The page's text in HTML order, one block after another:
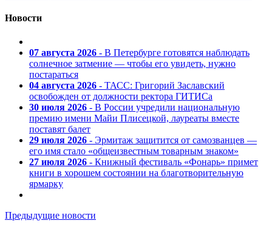
Новости
07 августа 2026 - В Петербурге готовятся наблюдать
солнечное затмение — чтобы его увидеть, нужно
постараться
04 августа 2026 - ТАСС: Григорий Заславский
освобожден от должности ректора ГИТИСа
30 июля 2026 - В России учредили национальную
премию имени Майи Плисецкой, лауреаты вместе
поставят балет
29 июля 2026 - Эрмитаж защитится от самозванцев —
его имя стало «общеизвестным товарным знаком»
27 июля 2026 - Книжный фестиваль «Фонарь» примет
книги в хорошем состоянии на благотворительную
ярмарку
Предыдущие новости